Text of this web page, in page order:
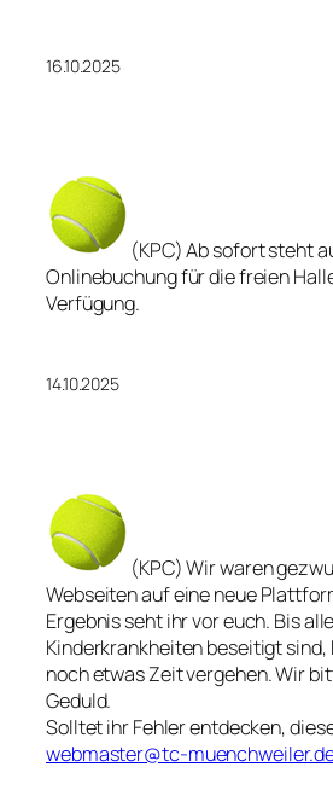
16.10.2025
(KPC) Ab sofort steht
Onlinebuchung für die freien
Verfügung.
14.10.2025
(KPC) Wir waren
Webseiten auf eine neue
Ergebnis seht ihr vor euch. Bis alle
Kinderkrankheiten beseitigt sind,
noch etwas Zeit vergehen. Wir
Geduld.
Solltet ihr Fehler entdecken,
webmaster@tc-